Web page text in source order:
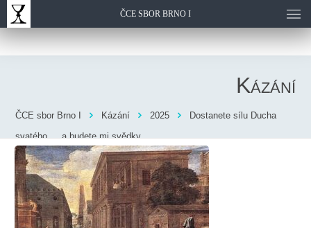
ČCE SBOR BRNO I
Kázání
ČCE sbor Brno I Kázání 2025
Dostanete sílu Ducha
svatého … a budete mi svědky